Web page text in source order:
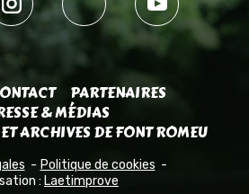
PARTENAIRES
& MÉDIAS
ARCHIVES DE FONT ROMEU
Politique de cookies
: Laetimprove